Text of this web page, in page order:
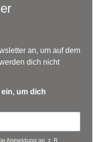
an, um auf dem
dich nicht
um dich
Anmeldung an, z. B.